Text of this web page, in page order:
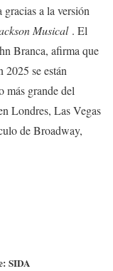
a la versión
Musical. El
Branca, afirma que
2025 se están
más grande del
Londres, Las Vegas
de Broadway,
SIDA